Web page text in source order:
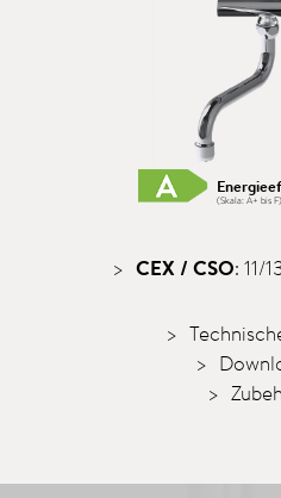
(Skala: A+ bis F)
CEX / CSO: 11/